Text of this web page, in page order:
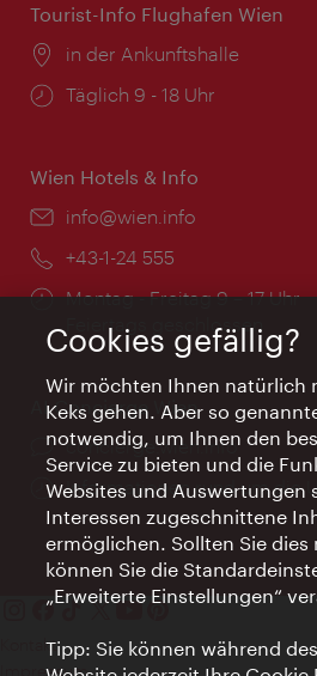
Tourist-Info Flughafen Wien
Ort:
in der Ankunftshalle
Öffnungszeiten:
Täglich 9 - 18 Uhr
Wien Hotels & Info
Email:
info@wien.info
Telefon:
+43-1-24 555
Öffnungszeiten:
Montag - Freitag 9 – 17 Uhr
Feiertags geschlossen
AI Concierge Wien
Ort:
concierge.wien.info
Öffnungszeiten:
Informationen rund um die
Kontakt
Impressum
Cookies gefällig?
Wir möchten Ihnen natürlich
Keks gehen. Aber so
notwendig, um Ihnen den
Service zu bieten und die
Websites und Auswertungen
Interessen zugeschnittene
ermöglichen. Sollten Sie
können Sie die
„Erweiterte Einstellungen“
Tipp: Sie können während